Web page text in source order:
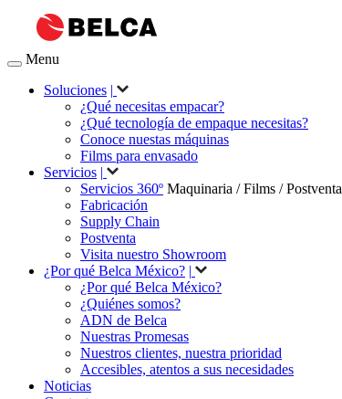
Menu
Soluciones |
¿Qué necesitas empacar?
¿Qué tecnología de empaque necesitas?
Conoce nuestas máquinas
Films para envasado
Servicios |
Servicios 360º Maquinaria / Films / Postventa
Fabricación
Supply Chain
Postventa
Visita nuestro Showroom
¿Por qué Belca México? |
¿Por qué Belca México?
¿Quiénes somos?
ADN de Belca
Nuestras Promesas
Nuestros clientes, nuestra prioridad
Accesibles, atentos a sus necesidades
Noticias